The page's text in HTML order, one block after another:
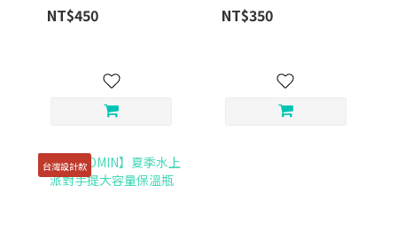
NT$450 NT$350
台灣設計款